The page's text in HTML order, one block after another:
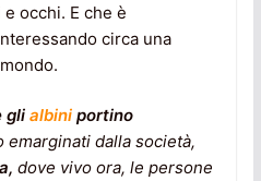
occhi. E che è
circa una
gli albiniportino
emarginati dalla società,
dove vivo ora, le persone